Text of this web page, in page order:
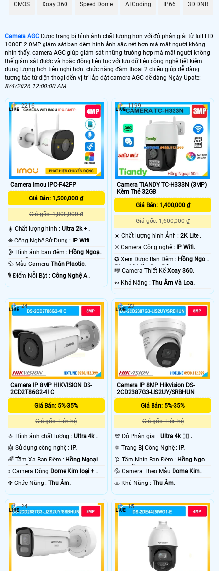
CMOS Xoay 360 Speed Dome AI Coding IP66 3D DNR
Camera AGC Được trang bị hình ảnh chất lượng hơn với độ phân giải từ full HD
1080P 2.0MP giám sát ban đêm hình ảnh sắc nét hơn mà mắt người không
nhìn thấy. camera AGC giúp giám sát những trường hợp mà mắt người không
thể giám sát được và hoặc động liên tục với lưu dữ liệu công nghệ tiết kiệm
dung lượng hơn tiên nghi hơn. chức năng đàm thoại 2 chiều giúp dễ dàng
tương tác từ điện thoại đến vị trí lắp đặt camera AGC dễ dàng Ngày Upate:
8/4/2026 12:00:00 AM
Camera Imou IPC-F42FP
Giá Bán: 1,500,000 ₫
Giá gốc: 1,800,000 ₫
☀️ Chất lượng hình : Ultra 2k + .
✳️ Công Nghệ Sử Dụng :
IP Wifi.
🌛 Hình ảnh ban đêm : Hồng Ngoại
30m Hồng Ngoại SMD.
💦 Mẫu Camera Thân Plastic.
️🎙 Điểm Nỗi Bật : Công Nghệ AI.
2216
Camera TIANDY TC-H333N (3MP)
Kèm Thẻ 32GB
Giá Bán: 1,400,000 ₫
Giá gốc: 1,600,000 ₫
☀️ Chất lượng hình Ảnh :2K Lite .
✳️ Camera Công nghệ :
IP Wifi.
✪ Xem Được Ban Đêm : Hồng Ngoại
50m Có Màu Ban Ðêm.
🎼️ Camera Thiết KếXoay 360.
️↭ Khả Năng :Thu Âm Và Loa.
1199
Camera IP 8MP HIKVISION DS-
2CD2T86G2-4I C
Giá Bán: 5%-35%
Giá gốc: Liên hệ
🔆 Hình ảnh chất lượng : Ultra 4k 👍🏾
.
🤖️ Sử dụng công nghệ :
IP.
🌈 Tầm Xa Ban Đêm : Hồng Ngoại
10m Hồng Ngoại SMD.
↕️ Camera Dòng Dome Kim loại +
Nhựa.
️✤ Chức Năng : Thu Âm.
24
Camera IP 8MP Hikvision DS-
2CD2387G3-LIS2UY/SRBHUN
Giá Bán: 5%-35%
Giá gốc: Liên hệ
💯 Độ Phân giải :Ultra 4k 👍🏾 .
⚛️ Trang Bị Công Nghệ :
IP.
🌛 Tầm Nhìn Ban Đêm : Hồng Ngoại
10m Hồng Ngoại SMD.
💦 Camera Theo Mẫu Dome Kim
loại + Nhựa.
️☣️ Khả Năng :Thu Âm.
23
24 15